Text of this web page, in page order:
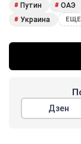
# Путин # ОАЭ
# Украина ЕЩЕ
Дзен